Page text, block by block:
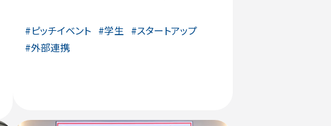
#ピッチイベント #学生 #スタートアップ
#外部連携